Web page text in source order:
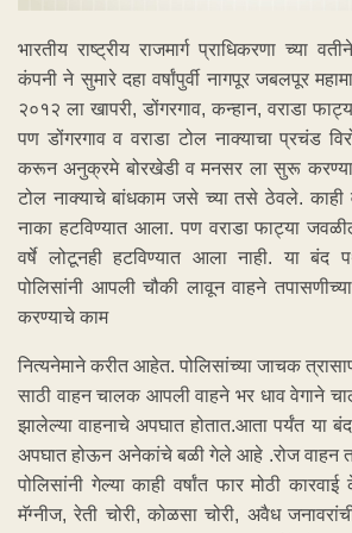
भारतीय राष्ट्रीय राजमार्ग प्राधिकरणा च्या
कंपनी ने सुमारे दहा वर्षांपुर्वी नागपूर जबलपूर
२०१२ ला खापरी, डोंगरगाव, कन्हान, वराडा
पण डोंगरगाव व वराडा टोल नाक्याचा प्रचंड
करून अनुक्रमे बोरखेडी व मनसर ला सुरू
टोल नाक्याचे बांधकाम जसे च्या तसे ठेवले. काही
नाका हटविण्यात आला. पण वराडा फाट्या
वर्षे लोटूनही हटविण्यात आला नाही. या बंद
पोलिसांनी आपली चौकी लावून वाहने
करण्याचे काम
नित्यनेमाने करीत आहेत. पोलिसांच्या जाचक
साठी वाहन चालक आपली वाहने भर धाव वेगाने
झालेल्या वाहनाचे अपघात होतात.आता पर्यंत या
अपघात होऊन अनेकांचे बळी गेले आहे .रोज वाहन
पोलिसांनी गेल्या काही वर्षांत फार मोठी
मॅग्नीज, रेती चोरी, कोळसा चोरी, अवैध